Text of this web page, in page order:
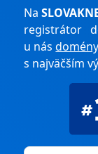
Na
registrátor
u násdomény
s najväčším